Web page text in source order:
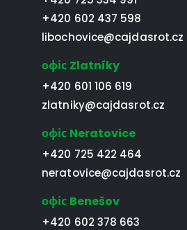
+420 602 437 598
libochovice@cajdasrot.cz
офіс Zlatníky
+420 601 106 619
zlatniky@cajdasrot.cz
офіс Neratovice
+420 725 422 464
neratovice@cajdasrot.cz
офіс Benešov
+420 602 378 663